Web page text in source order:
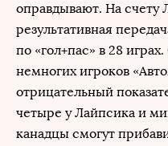
оправдывают. На счету
результативная
по «гол+пас» в 28
немногих игроков
отрицательный
четыре у Лайпсика и
канадцы смогут